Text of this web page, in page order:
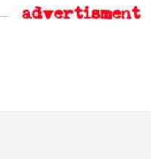
advertisment